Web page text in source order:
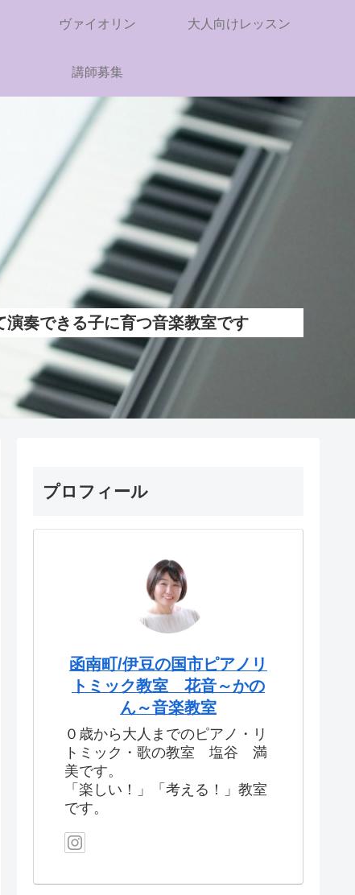
奏できる子に育つ音楽教室です
ヴァイオリン 大人向けレッスン
講師募集
プロフィール
函南町/伊豆の国市ピアノリ
トミック教室 花音～かの
ん～音楽教室
０歳から大人までのピアノ・リ
トミック・歌の教室 塩谷 満
美です。
「楽しい！」「考える！」教室
です。